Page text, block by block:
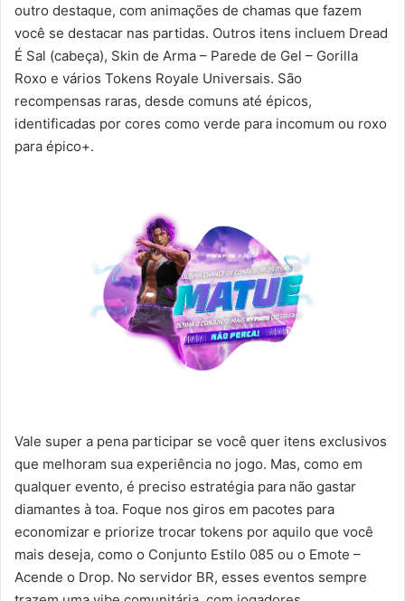
outro destaque, com animações de chamas que fazem
você se destacar nas partidas. Outros itens incluem Dread
É Sal (cabeça), Skin de Arma – Parede de Gel – Gorilla
Roxo e vários Tokens Royale Universais. São
recompensas raras, desde comuns até épicos,
identificadas por cores como verde para incomum ou roxo
para épico+.
Vale super a pena participar se você quer itens exclusivos
que melhoram sua experiência no jogo. Mas, como em
qualquer evento, é preciso estratégia para não gastar
diamantes à toa. Foque nos giros em pacotes para
economizar e priorize trocar tokens por aquilo que você
mais deseja, como o Conjunto Estilo 085 ou o Emote –
Acende o Drop. No servidor BR, esses eventos sempre